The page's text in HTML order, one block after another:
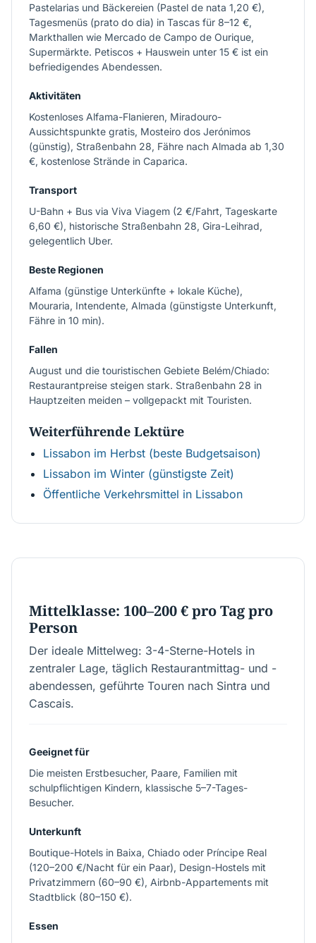
Pastelarias und Bäckereien (Pastel de nata 1,20 €),
Tagesmenüs (prato do dia) in Tascas für 8–12 €,
Markthallen wie Mercado de Campo de Ourique,
Supermärkte. Petiscos + Hauswein unter 15 € ist ein
befriedigendes Abendessen.
Aktivitäten
Kostenloses Alfama-Flanieren, Miradouro-
Aussichtspunkte gratis, Mosteiro dos Jerónimos
(günstig), Straßenbahn 28, Fähre nach Almada ab 1,30
€, kostenlose Strände in Caparica.
Transport
U-Bahn + Bus via Viva Viagem (2 €/Fahrt, Tageskarte
6,60 €), historische Straßenbahn 28, Gira-Leihrad,
gelegentlich Uber.
Beste Regionen
Alfama (günstige Unterkünfte + lokale Küche),
Mouraria, Intendente, Almada (günstigste Unterkunft,
Fähre in 10 min).
Fallen
August und die touristischen Gebiete Belém/Chiado:
Restaurantpreise steigen stark. Straßenbahn 28 in
Hauptzeiten meiden – vollgepackt mit Touristen.
Weiterführende Lektüre
Lissabon im Herbst (beste Budgetsaison)
Lissabon im Winter (günstigste Zeit)
Öffentliche Verkehrsmittel in Lissabon
Mittelklasse: 100–200 € pro Tag pro
Person
Der ideale Mittelweg: 3-4-Sterne-Hotels in
zentraler Lage, täglich Restaurantmittag- und -
abendessen, geführte Touren nach Sintra und
Cascais.
Geeignet für
Die meisten Erstbesucher, Paare, Familien mit
schulpflichtigen Kindern, klassische 5–7-Tages-
Besucher.
Unterkunft
Boutique-Hotels in Baixa, Chiado oder Príncipe Real
(120–200 €/Nacht für ein Paar), Design-Hostels mit
Privatzimmern (60–90 €), Airbnb-Appartements mit
Stadtblick (80–150 €).
Essen